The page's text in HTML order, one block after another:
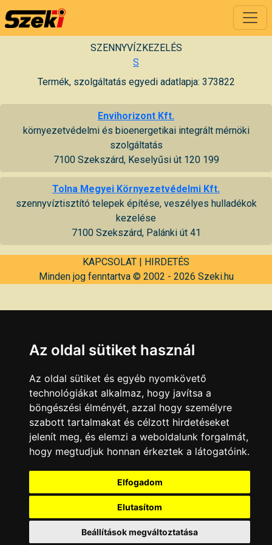
SZENNYVÍZKEZELÉS
S
Termék, szolgáltatás egyedi adatlapja: 373822
Envihorizont Kft.
környezetvédelmi és bioenergetikai integrált mérnöki
szolgáltatás
7100 Szekszárd, Keselyűsi út 120 199
Tolna Megyei Környezetvédelmi Kft.
szennyvíztisztító telepek építése, veszélyes hulladékok
kezelése
7100 Szekszárd, Palánki út 41
KAPCSOLAT | HIRDETÉS
Minden jog fenntartva © 2002 - 2026 Szeki.hu
Az oldal sütiket használ
Az oldal sütiket és egyéb nyomkövető
technológiákat alkalmaz, hogy javítsa a
böngészési élményét, azzal hogy személyre
szabott tartalmakat és célzott hirdetéseket
jelenít meg, és elemzi a weboldalunk forgalmát,
hogy megtudjuk honnan érkeztek a látogatóink.
Elfogadom
Elutasítom
Beállítások megváltoztatása